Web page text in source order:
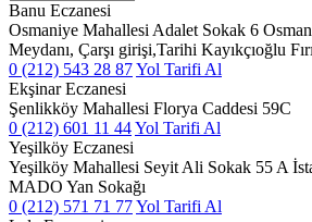
Banu Eczanesi
Osmaniye Mahallesi Adalet Sokak 6
Meydanı, Çarşı girişi,Tarihi Kayıkçıoğlu
0 (212) 543 28 87Yol Tarifi Al
Ekşinar Eczanesi
Şenlikköy Mahallesi Florya Caddesi 59C
0 (212) 601 11 44Yol Tarifi Al
Yeşilköy Eczanesi
Yeşilköy Mahallesi Seyit Ali Sokak 55 A
MADO Yan Sokağı
0 (212) 571 71 77Yol Tarifi Al